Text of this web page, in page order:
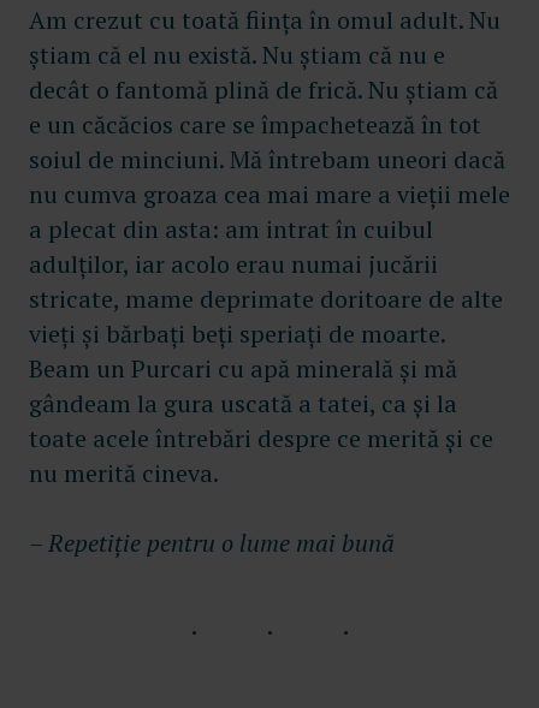
Am crezut cu toată ființa în omul adult. Nu
știam că el nu există. Nu știam că nu e
decât o fantomă plină de frică. Nu știam că
e un căcăcios care se împachetează în tot
soiul de minciuni. Mă întrebam uneori dacă
nu cumva groaza cea mai mare a vieții mele
a plecat din asta: am intrat în cuibul
adulților, iar acolo erau numai jucării
stricate, mame deprimate doritoare de alte
vieți și bărbați beți speriați de moarte.
Beam un Purcari cu apă minerală și mă
gândeam la gura uscată a tatei, ca și la
toate acele întrebări despre ce merită și ce
nu merită cineva.
– Repetiție pentru o lume mai bună